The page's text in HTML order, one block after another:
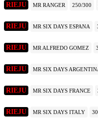
RIEJU MR RANGER 250/300
RIEJU MR SIX DAYS ESPANA
RIEJU MR ALFREDO GOMEZ
RIEJU MR SIX DAYS
RIEJU MR SIX DAYS FRANCE
RIEJU MR SIX DAYS ITALY